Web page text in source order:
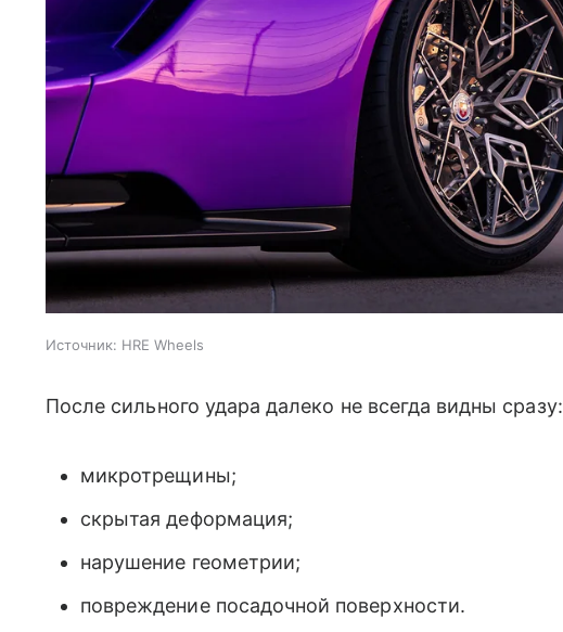
Источник: HRE Wheels
После сильного удара далеко не всегда видны сразу:
микротрещины;
скрытая деформация;
нарушение геометрии;
повреждение посадочной поверхности.